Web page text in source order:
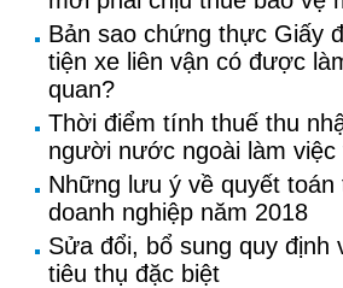
Bản sao chứng thực Giấy
tiện xe liên vận có được
quan?
Thời điểm tính thuế thu
người nước ngoài làm việc
Những lưu ý về quyết toán
doanh nghiệp năm 2018
Sửa đổi, bổ sung quy định
tiêu thụ đặc biệt